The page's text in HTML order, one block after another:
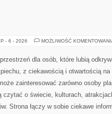
- 6 - 2026 MOŻLIWOŚĆ
dla osób, które lubią
z ciekawością i otwartością
zainteresować zarówno osoby
czytać o świecie, kulturach,
Strona łączy w sobie ciekawe